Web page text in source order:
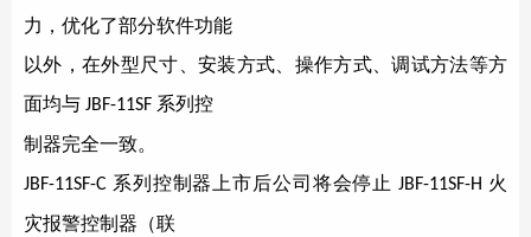
力，优化了部分软件功能
以外，在外型尺寸、安装方式、操作方式、调试方法等方
面均与 JBF-11SF 系列控
制器完全一致。
JBF-11SF-C 系列控制器上市后公司将会停止 JBF-11SF-H 火
灾报警控制器（联